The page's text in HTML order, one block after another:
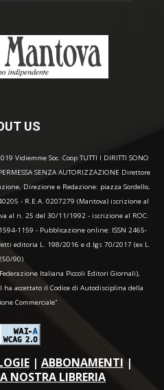
US
Vidiemme Soc. Coop TUTTI I DIRITTI SONO
SENZA AUTORIZZAZIONE Direttore
Direzione e Redazione: piazza Sordello,
- R.E.A. 0207279 (Mantova) iscrizione al
al n. 25 del 30/11/1992 - iscrizione al ROC:
1159 - Pubblicazione online: ISSN 2465-
editoria L. 198/2016 e d.lgs 70/2017 (ex L.
90)
Italiana Piccoli Editori Giornali),
ha accettato il Codice di Autodisciplina della
Commerciale"
| ABBONAMENTI |
NOSTRA LIBRERIA